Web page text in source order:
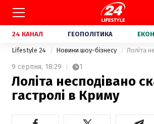
24 КАНАЛ ГЕОПОЛІТИКА
Lifestyle 24 Новини шоу-бізнесу
9 серпня, 18:29 1
Лоліта несподівано
гастролі в Криму